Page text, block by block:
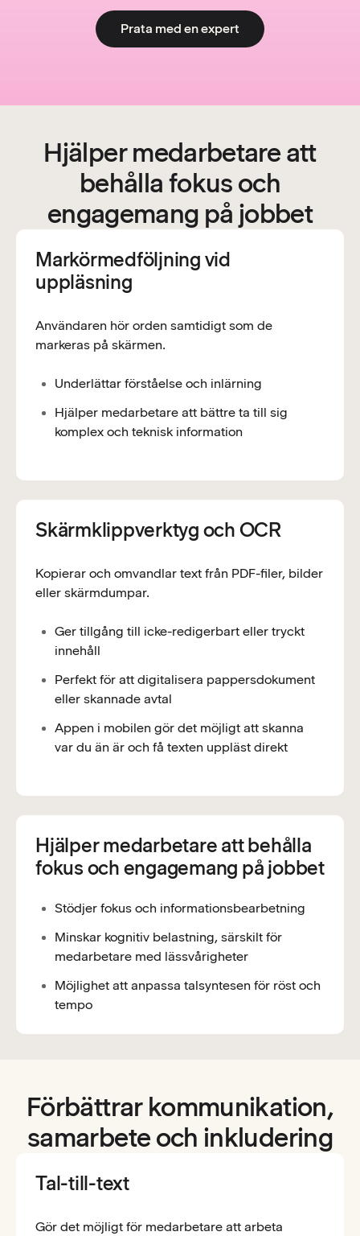
Prata med en expert
Hjälper medarbetare att
behålla fokus och
engagemang på jobbet
Markörmedföljning vid
uppläsning
Användaren hör orden samtidigt som de
markeras på skärmen.
Underlättar förståelse och inlärning
Hjälper medarbetare att bättre ta till sig
komplex och teknisk information
Skärmklippverktyg och OCR
Kopierar och omvandlar text från PDF-filer, bilder
eller skärmdumpar.
Ger tillgång till icke-redigerbart eller tryckt
innehåll
Perfekt för att digitalisera pappersdokument
eller skannade avtal
Appen i mobilen gör det möjligt att skanna
var du än är och få texten uppläst direkt
Hjälper medarbetare att behålla
fokus och engagemang på jobbet
Stödjer fokus och informationsbearbetning
Minskar kognitiv belastning, särskilt för
medarbetare med lässvårigheter
Möjlighet att anpassa talsyntesen för röst och
tempo
Förbättrar kommunikation,
samarbete och inkludering
Tal-till-text
Gör det möjligt för medarbetare att arbeta